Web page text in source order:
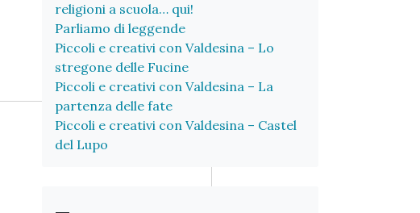
religioni a scuola… qui!
Parliamo di leggende
Piccoli e creativi con Valdesina – Lo
stregone delle Fucine
Piccoli e creativi con Valdesina – La
partenza delle fate
Piccoli e creativi con Valdesina – Castel
del Lupo